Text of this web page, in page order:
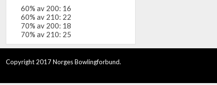
60% av 200: 16
60% av 210: 22
70% av 200: 18
70% av 210: 25
Copyright 2017 Norges Bowlingforbund.